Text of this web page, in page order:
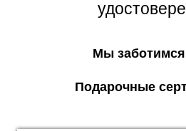
Мы
Подарочные